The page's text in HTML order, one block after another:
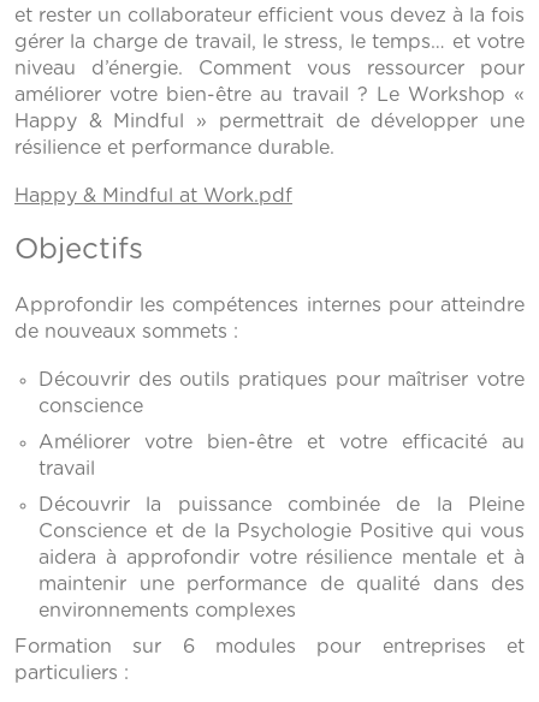
et rester un collaborateur efficient vous devez à la fois
gérer la charge de travail, le stress, le temps… et votre
niveau d’énergie. Comment vous ressourcer pour
améliorer votre bien-être au travail ? Le Workshop «
Happy & Mindful » permettrait de développer une
résilience et performance durable.
Happy & Mindful at Work.pdf
Objectifs
Approfondir les compétences internes pour atteindre
de nouveaux sommets :
Découvrir des outils pratiques pour maîtriser votre
conscience
Améliorer votre bien-être et votre efficacité au
travail
Découvrir la puissance combinée de la Pleine
Conscience et de la Psychologie Positive qui vous
aidera à approfondir votre résilience mentale et à
maintenir une performance de qualité dans des
environnements complexes
Formation sur 6 modules pour entreprises et
particuliers :